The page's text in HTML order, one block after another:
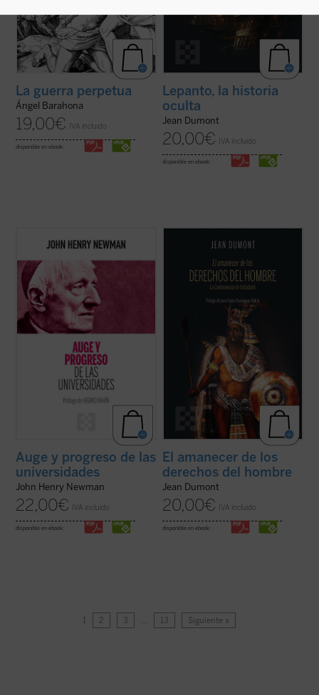
La guerra perpetua
Ángel Barahona
19,00€ IVA incluido
disponible en ebook:
Lepanto, la historia
oculta
Jean Dumont
20,00€ IVA incluido
disponible en ebook:
Hábilmente escrito y muy diáfano, el libro
presenta, acompañado de las notas de los
una invitación a la reflexión sobre el ser y
misión de la universidad que no olvide las
raíces que la sustentan.... (ver ficha)
Auge y progreso de las
universidades
John Henry Newman
22,00€ IVA incluido
disponible en ebook:
para el mundo: por primera vez en la
expansión de su imperio para suscitar un
debate: ¿es conforme a la justicia la
civilización y conversión de los indios del
El amanecer de los
derechos del hombre
Jean Dumont
20,00€ IVA incluido
disponible en ebook:
1 2 3 … 13 Siguiente »